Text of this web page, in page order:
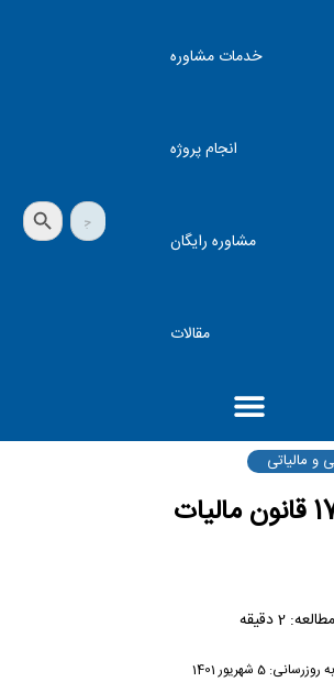
خدمات مشاوره
انجام پروژه
مشاوره رایگان
مقالات
جستجو
برای:
دکمه جستجو
و مالیاتی
بررسی ماده 172 قانون مالیات
2دقیقه
5 شهریور 1401